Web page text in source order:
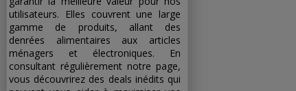
utilisateurs. Elles couvrent une large
gamme de produits, allant des
denrées alimentaires aux articles
ménagers et électroniques. En
consultant régulièrement notre page,
vous découvrirez des deals inédits qui